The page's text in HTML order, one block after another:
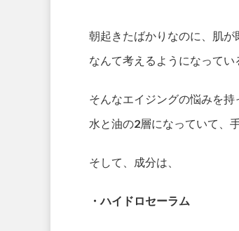
朝起きたばかりなのに、肌
なんて考えるようになってい
そんなエイジングの悩みを
水と油の2層になっていて、
そして、成分は、
・ハイドロセーラム